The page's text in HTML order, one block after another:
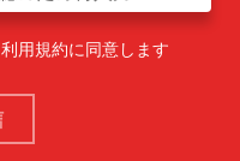
利用規約に同意します